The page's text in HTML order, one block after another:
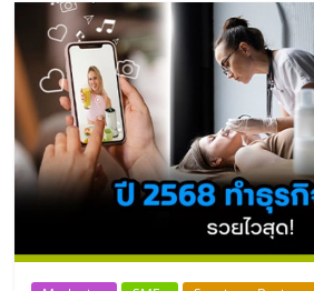
รน
ไชส์
ขาย
หน้า